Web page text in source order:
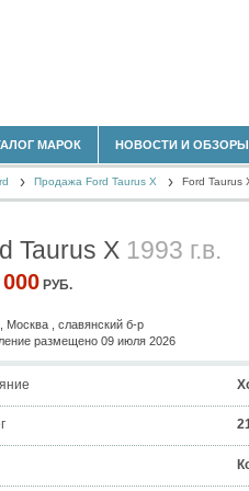
(14298)
МАРОК НОВОСТИ И ОБЗОРЫ
НОВОСТИ РЫНКА
МАТЕРИАЛЫ
Продажа Ford Taurus X Ford Taurus
Taurus X 1993 г.в.
РУБ.
Москва , славянский б-р
размещено 09 июля 2026